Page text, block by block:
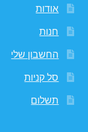
אודות
חנות
החשבון שלי
סל קניות
תשלום